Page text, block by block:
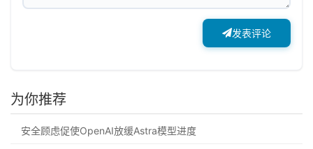
发表评论
为你推荐
安全顾虑促使OpenAI放缓Astra模型进度